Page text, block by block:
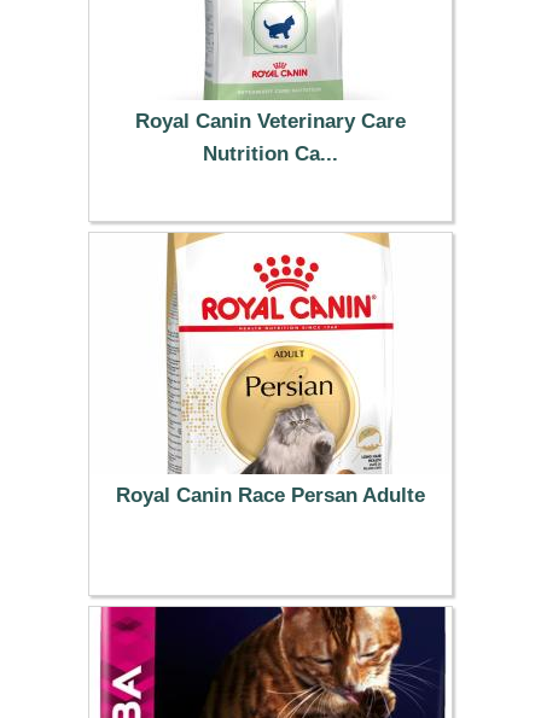
Royal Canin Veterinary Care
Nutrition Ca...
19.99 €
Royal Canin Race Persan Adulte
33.99 €